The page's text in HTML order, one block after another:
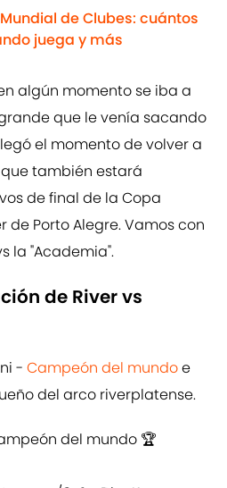
de Clubes: cuántos
juega y más
algún momento se iba a
que le venía sacando
el momento de volver a
también estará
de final de la Copa
de Porto Alegre. Vamos con
la "Academia".
de River vs
- Campeón del mundoe
del arco riverplatense.
del mundo 🏆